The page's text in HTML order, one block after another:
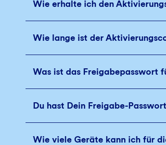
Wie erhalte ich den
Wie lange ist der
Was ist das Freigabepasswort
Du hast Dein Freigabe-
Wie viele Geräte kann ich für